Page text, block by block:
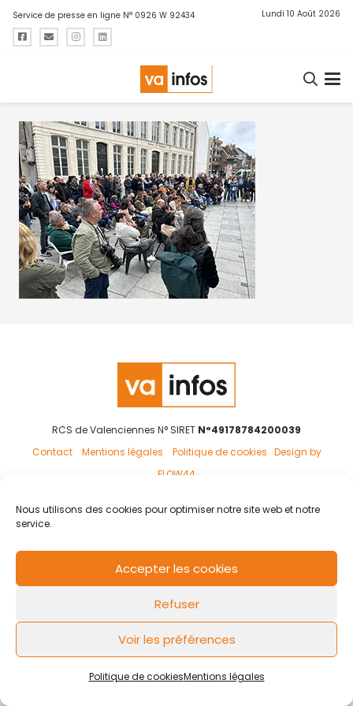
Nous utilisons des cookies pour optimiser notre site web et notre
service.
Accepter les cookies
Refuser
Voir les préférences
Politique de cookiesMentions légales
Service de presse en ligne N° 0926 W 92434 Lundi 10 Août 2026
RCS de Valenciennes N° SIRET N°49178784200039
Contact
Mentions légales Politique de cookies Design by
FLOW44